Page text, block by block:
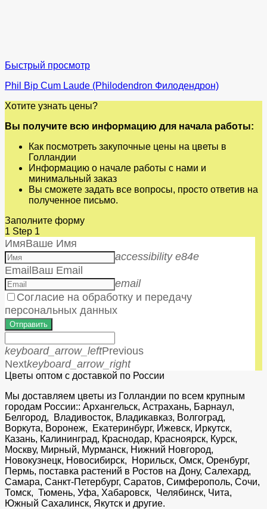
Быстрый просмотр
Phil Bip Cum Laude (Philodendron Филодендрон)
Хотите узнать цены?
Вы получите всю информацию для начала работы:
Как посмотреть закупочные цены на цветы в
Голландии
Информацию о начале работы с нами и
минимальный заказ
Вы сможете задать все вопросы, просто ответив на
полученное письмо.
Заполните форму
1 Step 1
ИмяВаше Имя
accessibility e84e
EmailВаш Email
email
Согласие на обработку и передачу
персональных данных
Отправить
keyboard_arrow_leftPrevious
Nextkeyboard_arrow_right
Цветы оптом с доставкой по России
Мы доставляем цветы из Голландии по всем крупным
городам России:: Архангельск, Астрахань, Барнаул,
Белгород, Владивосток, Владикавказ, Волгоград,
Воркута, Воронеж, Екатеринбург, Ижевск, Иркутск,
Казань, Калининград, Краснодар, Красноярск, Курск,
Москву, Мирный, Мурманск, Нижний Новгород,
Новокузнецк, Новосибирск, Норильск, Омск, Оренбург,
Пермь, поставка растений в Ростов на Дону, Салехард,
Самара, Санкт-Петербург, Саратов, Симферополь, Сочи,
Томск, Тюмень, Уфа, Хабаровск, Челябинск, Чита,
Южный Сахалинск, Якутск и другие.